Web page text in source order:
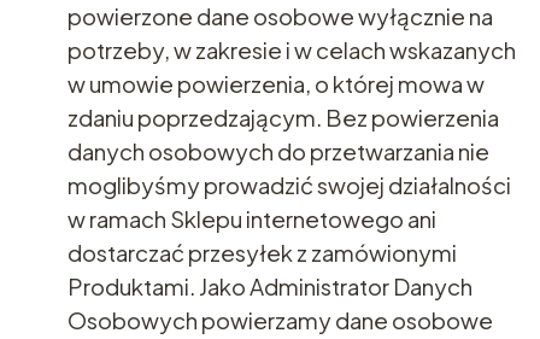
powierzone dane osobowe wyłącznie na
potrzeby, w zakresie i w celach wskazanych
w umowie powierzenia, o której mowa w
zdaniu poprzedzającym. Bez powierzenia
danych osobowych do przetwarzania nie
moglibyśmy prowadzić swojej działalności
w ramach Sklepu internetowego ani
dostarczać przesyłek z zamówionymi
Produktami. Jako Administrator Danych
Osobowych powierzamy dane osobowe